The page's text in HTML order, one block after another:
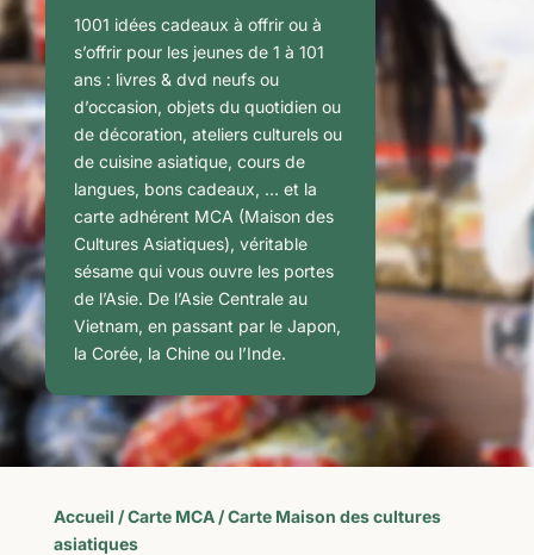
1001 idées cadeaux à offrir ou à
s’offrir pour les jeunes de 1 à 101
ans : livres & dvd neufs ou
d’occasion, objets du quotidien ou
de décoration, ateliers culturels ou
de cuisine asiatique, cours de
langues, bons cadeaux, … et la
carte adhérent MCA (Maison des
Cultures Asiatiques), véritable
sésame qui vous ouvre les portes
de l’Asie. De l’Asie Centrale au
Vietnam, en passant par le Japon,
la Corée, la Chine ou l’Inde.
Accueil /Carte MCA/ Carte Maison des cultures
asiatiques